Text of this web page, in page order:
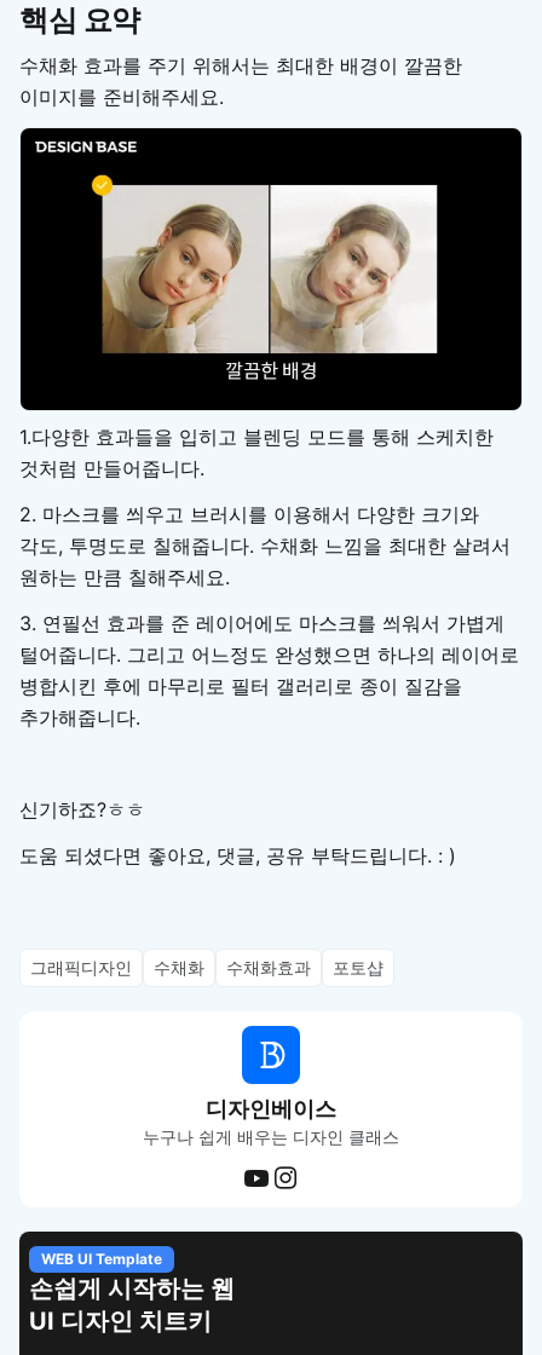
핵심 요약
수채화 효과를 주기 위해서는 최대한 배경이 깔끔한
이미지를 준비해주세요.
1.다양한 효과들을 입히고 블렌딩 모드를 통해 스케치한
것처럼 만들어줍니다.
2. 마스크를 씌우고 브러시를 이용해서 다양한 크기와
각도, 투명도로 칠해줍니다. 수채화 느낌을 최대한 살려서
원하는 만큼 칠해주세요.
3. 연필선 효과를 준 레이어에도 마스크를 씌워서 가볍게
털어줍니다. 그리고 어느정도 완성했으면 하나의 레이어로
병합시킨 후에 마무리로 필터 갤러리로 종이 질감을
추가해줍니다.
신기하죠?ㅎㅎ
도움 되셨다면 좋아요, 댓글, 공유 부탁드립니다. : )
그래픽디자인 수채화 수채화효과 포토샵
디자인베이스
누구나 쉽게 배우는 디자인 클래스
WEB UI Template
손쉽게 시작하는 웹
UI 디자인 치트키